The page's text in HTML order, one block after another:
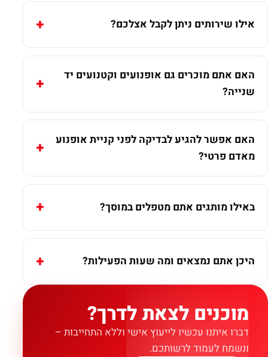
אילו שירותים ניתן לקבל אצלכם?
האם אתם מוכרים גם אופנועים וקטנועים יד
שנייה?
האם אפשר להגיע לבדיקה לפני קניית אופנוע
מאדם פרטי?
באילו מותגים אתם מטפלים במוסך?
היכן אתם נמצאים ומה שעות הפעילות?
מוכנים לצאת לדרך?
דברו איתנו עכשיו לייעוץ אישי וללא התחייבות –
ונשמח לעמוד לרשותכם.